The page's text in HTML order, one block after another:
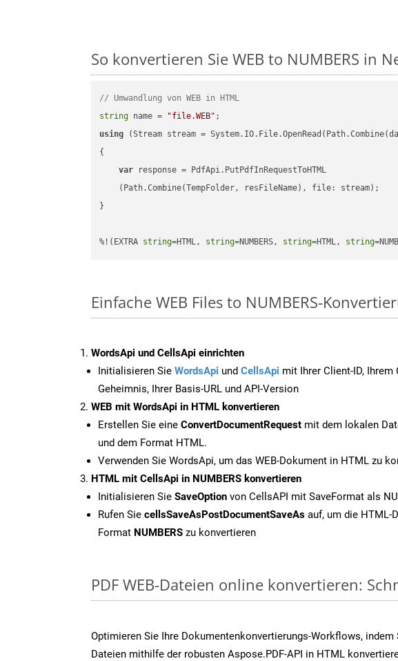
So konvertieren Sie WEB to NUMBERS in
// Umwandlung von WEB in HTML
string name = "file.WEB"
using (Stream stream =
{
var response = PdfApi.PutPdfInRequestToHTML
    (Path.Combine(TempFolder, resFileName), file: stream);
}
%!(EXTRA string=HTML, string=NUMBERS, string=HTML, string
Einfache WEB Files to NUMBERS-
WordsApi und CellsApi einrichten
Initialisieren Sie WordsApi und CellsApi mit Ihrer Client-ID, Ihrem
Geheimnis, Ihrer Basis-URL und API-Version
WEB mit WordsApi in HTML konvertieren
Erstellen Sie eine ConvertDocumentRequest mit dem lokalen
und dem Format HTML.
Verwenden Sie WordsApi, um das WEB-Dokument in HTML zu
HTML mit CellsApi in NUMBERS konvertieren
Initialisieren Sie SaveOption von CellsAPI mit SaveFormat als
Rufen Sie cellsSaveAsPostDocumentSaveAs auf, um die HTML-
Format NUMBERS zu konvertieren
PDF WEB-Dateien online konvertieren:
Optimieren Sie Ihre Dokumentenkonvertierungs-Workflows, indem
Dateien mithilfe der robusten Aspose.PDF-API in HTML